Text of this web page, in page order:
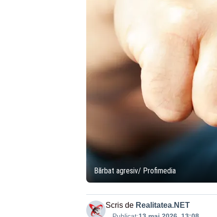
Bărbat agresiv/ Profimedia
Scris de Realitatea.NET